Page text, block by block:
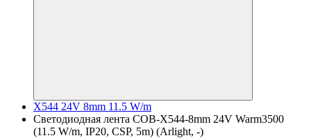
X544 24V 8mm 11.5 W/m
Светодиодная лента COB-X544-8mm 24V Warm3500
(11.5 W/m, IP20, CSP, 5m) (Arlight, -)